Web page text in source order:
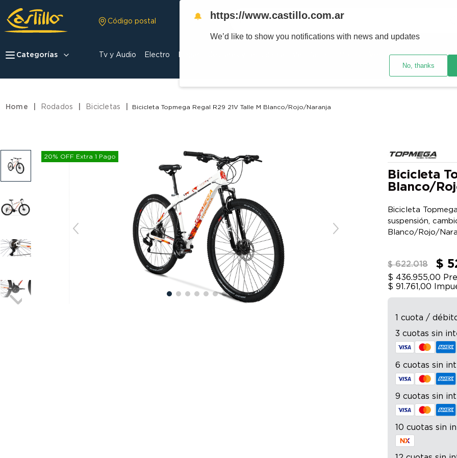
Código postal
Buscar
Categorías Tv y Audio Electro Ver promociones
Rodados Bicicletas Bicicleta Topmega Regal R29 21V Talle M Blanco/Rojo/Naranja
20% OFF Extra 1 Pago
Bicicleta
Blanco/
Bicicleta
suspensión,
Blanco/Rojo/
$ 622.018 $
$ 436.955,00
$ 91.761,00
1 cuota /
3 cuotas sin
6 cuotas sin
9 cuotas sin
10 cuotas sin
🔔 https://www.castillo.com.ar
We’d like to show you notifications with news and updates
No, thanks
.
cocina
7
9.
bicicleta
10. sommier